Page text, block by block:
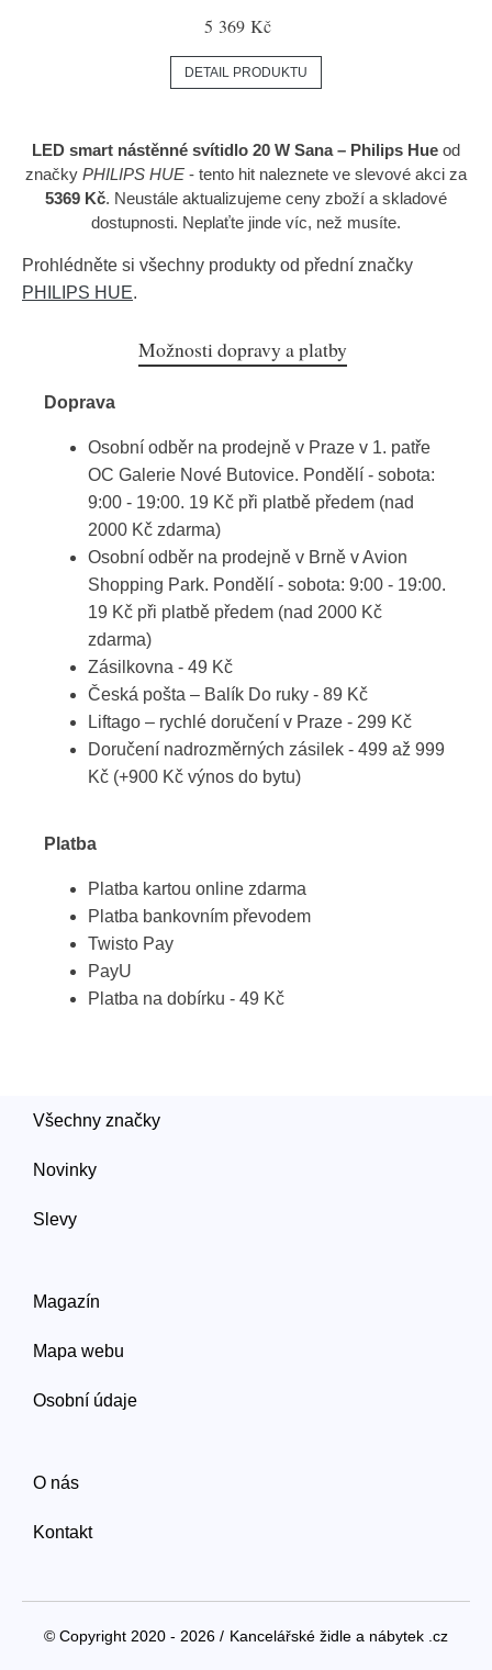
5 369 Kč
DETAIL PRODUKTU
LED smart nástěnné svítidlo 20 W Sana – Philips Hue od
značky PHILIPS HUE - tento hit naleznete ve slevové akci za
5369 Kč. Neustále aktualizujeme ceny zboží a skladové
dostupnosti. Neplaťte jinde víc, než musíte.
Prohlédněte si všechny produkty od přední značky
PHILIPS HUE.
Možnosti dopravy a platby
Doprava
Osobní odběr na prodejně v Praze v 1. patře
OC Galerie Nové Butovice. Pondělí - sobota:
9:00 - 19:00. 19 Kč při platbě předem (nad
2000 Kč zdarma)
Osobní odběr na prodejně v Brně v Avion
Shopping Park. Pondělí - sobota: 9:00 - 19:00.
19 Kč při platbě předem (nad 2000 Kč
zdarma)
Zásilkovna - 49 Kč
Česká pošta – Balík Do ruky - 89 Kč
Liftago – rychlé doručení v Praze - 299 Kč
Doručení nadrozměrných zásilek - 499 až 999
Kč (+900 Kč výnos do bytu)
Platba
Platba kartou online zdarma
Platba bankovním převodem
Twisto Pay
PayU
Platba na dobírku - 49 Kč
Všechny značky
Novinky
Slevy
Magazín
Mapa webu
Osobní údaje
O nás
Kontakt
© Copyright 2020 - 2026 / Kancelářské židle a nábytek .cz